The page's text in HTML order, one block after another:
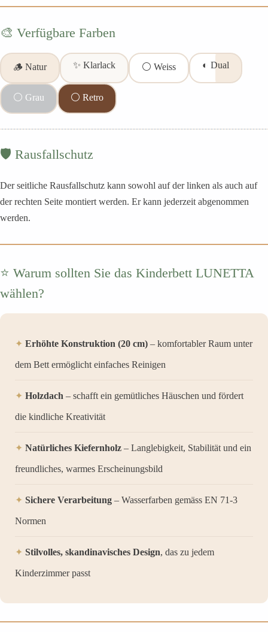
🎨 Verfügbare Farben
🪵 Natur ✨ Klarlack ⚪ Weiss ◐ Dual
⚪ Grau ⚪ Retro
🛡️ Rausfallschutz
Der seitliche Rausfallschutz kann sowohl auf der linken als auch auf
der rechten Seite montiert werden. Er kann jederzeit abgenommen
werden.
⭐ Warum sollten Sie das Kinderbett LUNETTA
wählen?
✦ Erhöhte Konstruktion (20 cm) – komfortabler Raum unter
dem Bett ermöglicht einfaches Reinigen
✦ Holzdach – schafft ein gemütliches Häuschen und fördert
die kindliche Kreativität
✦ Natürliches Kiefernholz – Langlebigkeit, Stabilität und ein
freundliches, warmes Erscheinungsbild
✦ Sichere Verarbeitung – Wasserfarben gemäss EN 71-3
Normen
✦ Stilvolles, skandinavisches Design, das zu jedem
Kinderzimmer passt